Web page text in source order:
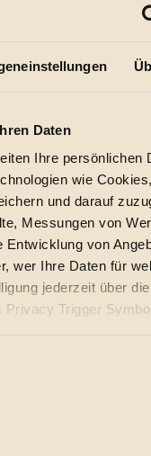
Daten
Ihre persönlichen
wie
und darauf
Messungen von
Entwicklung von
wer Ihre Daten für
jederzeit über
Trigger
gerne:
nach bestimmten
der Branche